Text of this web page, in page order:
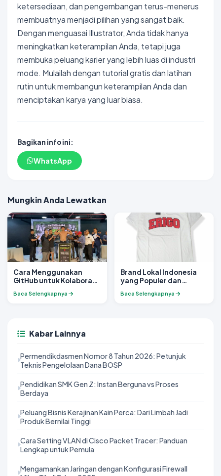
ketersediaan, dan pengembangan terus-menerus
membuatnya menjadi pilihan yang sangat baik.
Dengan menguasai Illustrator, Anda tidak hanya
meningkatkan keterampilan Anda, tetapi juga
membuka peluang karier yang lebih luas di industri
mode. Mulailah dengan tutorial gratis dan latihan
rutin untuk membangun keterampilan Anda dan
menciptakan karya yang luar biasa.
Bagikan info ini:
WhatsApp
Mungkin Anda Lewatkan
Cara Menggunakan
GitHub untuk Kolaborasi
Baca Selengkapnya
Brand Lokal Indonesia
yang Populer dan
dari Merek Luar Negeri
Baca Selengkapnya
Kabar Lainnya
Permendikdasmen Nomor 8 Tahun 2026: Petunjuk
Teknis Pengelolaan Dana BOSP
Pendidikan SMK Gen Z: Instan Berguna vs Proses
Berdaya
Peluang Bisnis Kerajinan Kain Perca: Dari Limbah Jadi
Produk Bernilai Tinggi
Cara Setting VLAN di Cisco Packet Tracer: Panduan
Lengkap untuk Pemula
Mengamankan Jaringan dengan Konfigurasi Firewall